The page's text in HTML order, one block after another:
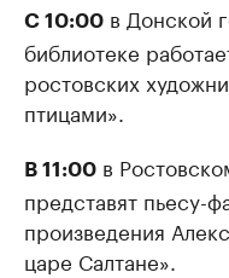
С 10:00 в Донской
библиотеке
ростовских
птицами».
В 11:00 в
представят пьесу-
произведения
царе Салтане».